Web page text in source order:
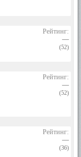
Рейтинг:
—
(52)
Рейтинг:
—
(52)
Рейтинг:
—
(36)